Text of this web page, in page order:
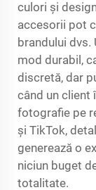
culori și
accesorii pot
brandului
mod durabil,
discretă, dar
când un client
fotografie pe
și TikTok,
generează o
niciun buget
totalitate.